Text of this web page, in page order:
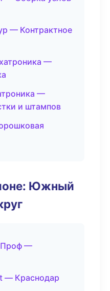
— Контрактное
—
—
и штампов
Южный
—
— Краснодар